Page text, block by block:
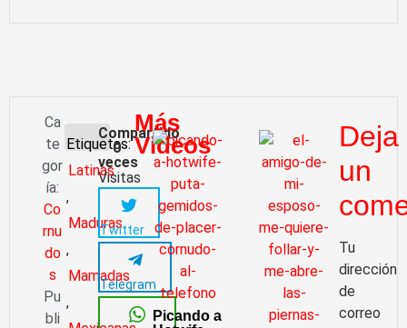
Ca
te
gor
ía:
Co
rnu
do
s
Pu
bli
Etiquetas:
Latinas
,
Maduras
,
Mamadas
,
Compartido
0
veces
Visitas
Twitter
Telegram
Más
Videos
Picando a
Deja
un
Tu
dirección
de
correo